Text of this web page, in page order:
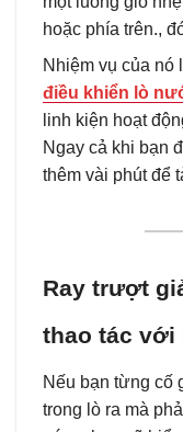
hoặc phía trên.,
Nhiệm vụ của nó
điều khiển lò
linh kiện hoạt
Ngay cả khi bạn
thêm vài phút để
Ray trượt
thao tác với
Nếu bạn từng cố
trong lò ra mà